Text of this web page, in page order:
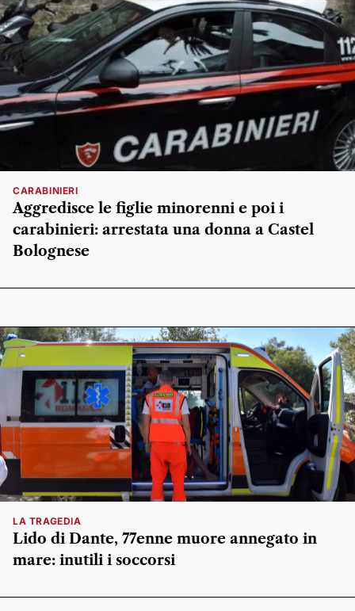
CARABINIERI
Aggredisce le figlie minorenni e poi i
carabinieri: arrestata una donna a Castel
Bolognese
LA TRAGEDIA
Lido di Dante, 77enne muore annegato in
mare: inutili i soccorsi